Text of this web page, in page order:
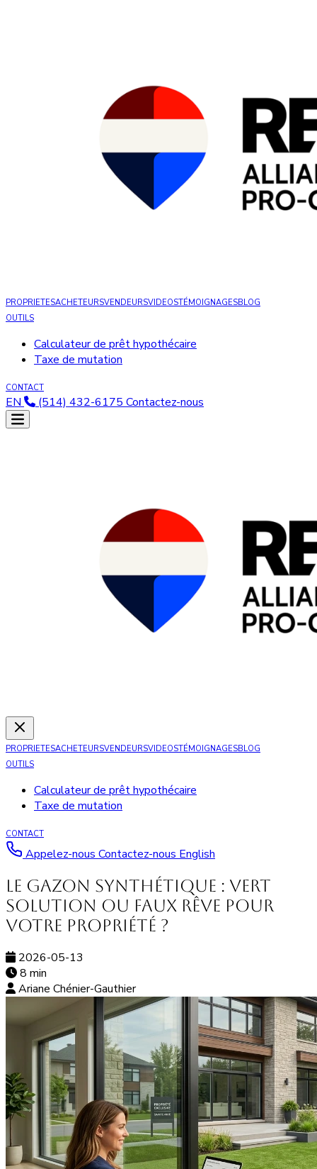
PROPRIETESACHETEURSVENDEURSVIDEOSTÉMOIGNAGESBLOG
OUTILS
Calculateur de prêt hypothécaire
Taxe de mutation
CONTACT
EN (514) 432-6175 Contactez-nous
PROPRIETESACHETEURSVENDEURSVIDEOSTÉMOIGNAGESBLOG
OUTILS
Calculateur de prêt hypothécaire
Taxe de mutation
CONTACT
Appelez-nous Contactez-nous English
Le gazon synthétique : vert
solution ou faux rêve pour
votre propriété ?
2026-05-13
8 min
Ariane Chénier-Gauthier